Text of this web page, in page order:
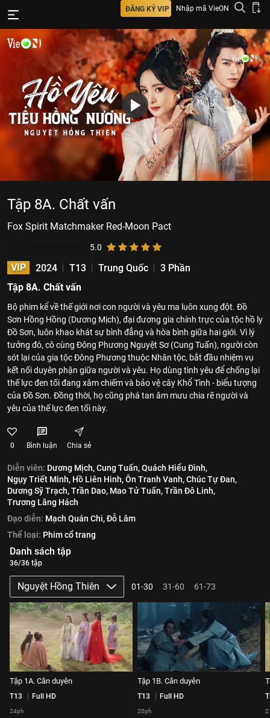
ĐĂNG KÝ VIP Nhập mã VieON
Tập 8A. Chất vấn
Fox Spirit Matchmaker Red-Moon Pact
5.0
VIP 2024 T13 Trung Quốc
3 Phần
Tập 8A. Chất vấn
Bộ phim kể về thế giới nơi con người và yêu ma luôn xung đột. Đồ
Sơn Hồng Hồng (Dương Mịch), đại đương gia chính trực của tộc hồ ly
Đồ Sơn, luôn khao khát sự bình đẳng và hòa bình giữa hai giới. Vì lý
tưởng đó, cô cùng Đông Phương Nguyệt Sơ (Cung Tuấn), người còn
sót lại của gia tộc Đông Phương thuộc Nhân tộc, bắt đầu nhiệm vụ
kết nối duyên phận giữa người và yêu. Họ dùng tình yêu để chống lại
thế lực đen tối đang xâm chiếm và bảo vệ cây Khổ Tình - biểu tượng
của Đồ Sơn. Đồng thời, họ cũng phá tan âm mưu chia rẽ người và
yêu của thế lực đen tối này.
0 Bình luận Chia sẻ
Diễn viên: Dương Mịch,Cung Tuấn,Quách Hiểu Đình,
Ngụy Triết Minh, Hồ Liên Hinh,Ôn Tranh Vanh,Chúc Tự Đan,
Dương Sỹ Trạch,Trần Dao, Mao Tử Tuấn,Trần Đô Linh,
Trương Lăng Hách
Đạo diễn: Mạch Quán Chi,Đỗ Lâm
Thể loại: Phim cổ trang
Danh sách tập
36/36 tập
Nguyệt Hồng Thiên 01-30 31-60 61-73
Tập 1A. Căn duyên
T13 Full HD
24ph
Tập 1B. Căn duyên
T13 Full HD
20ph